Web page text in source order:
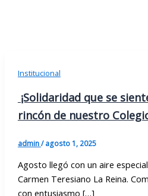
Institucional
¡Solidaridad que se
rincón de nuestro
admin/agosto 1, 2025
Agosto llegó con un aire
Carmen Teresiano La Reina.
con entusiasmo […]